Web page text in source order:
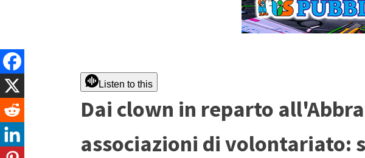
Listen to this
Dai clown in reparto
associazioni di volontariato: